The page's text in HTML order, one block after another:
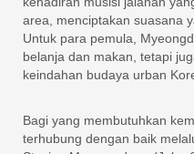
area, menciptakan suasana
Untuk para pemula,
belanja dan makan, tetapi
keindahan budaya urban
Bagi yang membutuhkan
terhubung dengan baik